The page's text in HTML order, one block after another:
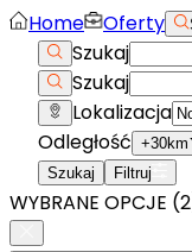
Home Oferty
Szukaj
Szukaj
Lokalizacja
Odległość +30km
Szukaj
Filtruj
WYBRANE OPCJE (2